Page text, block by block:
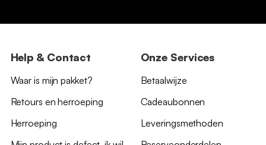
Help & Contact
Waar is mijn pakket?
Retours en herroeping
Herroeping
Onze Services
Betaalwijze
Cadeaubonnen
Leveringsmethoden